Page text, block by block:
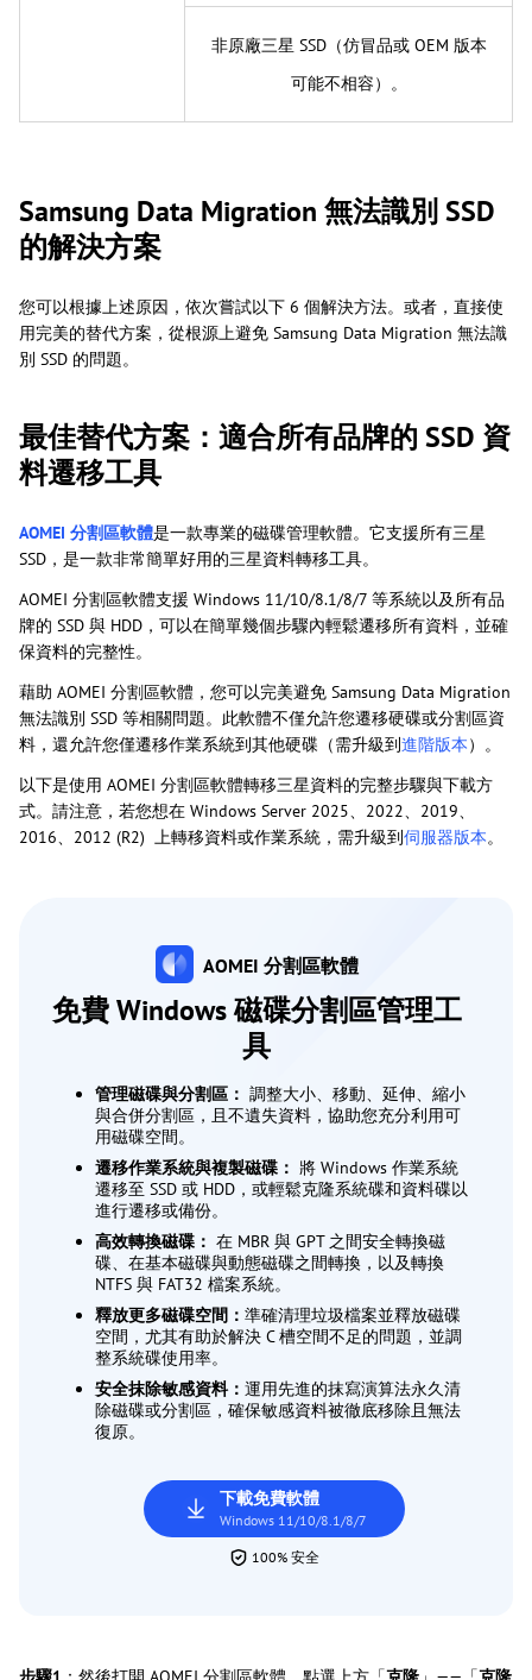
非原廠三星 SSD（仿冒品或 OEM 版本
可能不相容）。
Samsung Data Migration 無法識別 SSD
的解決方案
您可以根據上述原因，依次嘗試以下 6 個解決方法。或者，直接使
用完美的替代方案，從根源上避免 Samsung Data Migration 無法識
別 SSD 的問題。
最佳替代方案：適合所有品牌的 SSD 資
料遷移工具
AOMEI 分割區軟體是一款專業的磁碟管理軟體。它支援所有三星
SSD，是一款非常簡單好用的三星資料轉移工具。
AOMEI 分割區軟體支援 Windows 11/10/8.1/8/7 等系統以及所有品
牌的 SSD 與 HDD，可以在簡單幾個步驟內輕鬆遷移所有資料，並確
保資料的完整性。
藉助 AOMEI 分割區軟體，您可以完美避免 Samsung Data Migration
無法識別 SSD 等相關問題。此軟體不僅允許您遷移硬碟或分割區資
料，還允許您僅遷移作業系統到其他硬碟（需升級到進階版本）。
以下是使用 AOMEI 分割區軟體轉移三星資料的完整步驟與下載方
式。請注意，若您想在 Windows Server 2025、2022、2019、
2016、2012 (R2) 上轉移資料或作業系統，需升級到伺服器版本。
AOMEI 分割區軟體
免費 Windows 磁碟分割區管理工
具
管理磁碟與分割區： 調整大小、移動、延伸、縮小
與合併分割區，且不遺失資料，協助您充分利用可
用磁碟空間。
遷移作業系統與複製磁碟： 將 Windows 作業系統
遷移至 SSD 或 HDD，或輕鬆克隆系統碟和資料碟以
進行遷移或備份。
高效轉換磁碟： 在 MBR 與 GPT 之間安全轉換磁
碟、在基本磁碟與動態磁碟之間轉換，以及轉換
NTFS 與 FAT32 檔案系統。
釋放更多磁碟空間： 準確清理垃圾檔案並釋放磁碟
空間，尤其有助於解決 C 槽空間不足的問題，並調
整系統碟使用率。
安全抹除敏感資料： 運用先進的抹寫演算法永久清
除磁碟或分割區，確保敏感資料被徹底移除且無法
復原。
下載免費軟體
Windows 11/10/8.1/8/7
100% 安全